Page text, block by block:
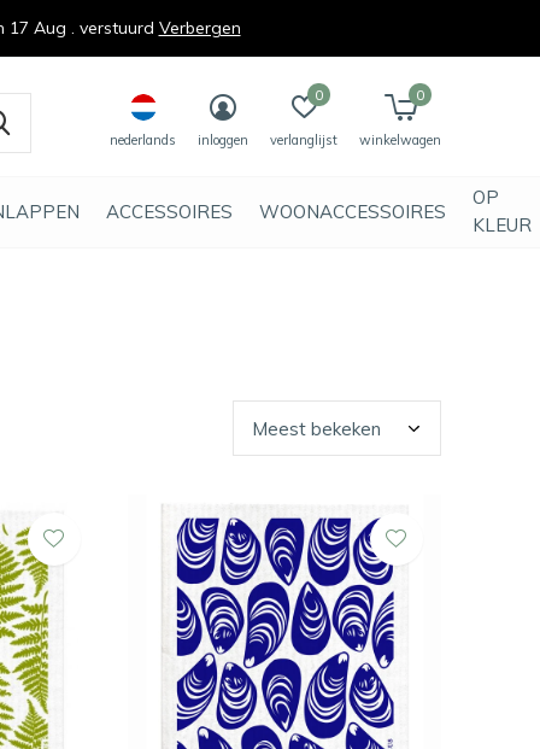
ACCESSOIRES WOONACCESSOIRES
OP
KLEUR
nederlands inloggen verlanglijst
0
winkelwagen
0
Aug . verstuurd Verbergen